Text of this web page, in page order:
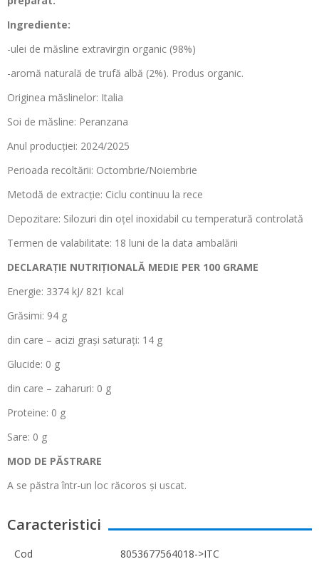
Ingrediente:
-ulei de măsline extravirgin organic (98%)
-aromă naturală de trufă albă (2%). Produs organic.
Originea măslinelor: Italia
Soi de măsline: Peranzana
Anul producției: 2024/2025
Perioada recoltării: Octombrie/Noiembrie
Metodă de extracție: Ciclu continuu la rece
Depozitare: Silozuri din oțel inoxidabil cu temperatură controlată
Termen de valabilitate: 18 luni de la data ambalării
DECLARAȚIE NUTRIȚIONALĂ MEDIE PER 100 GRAME
Energie: 3374 kJ/ 821 kcal
Grăsimi: 94 g
din care – acizi grași saturați: 14 g
Glucide: 0 g
din care – zaharuri: 0 g
Proteine: 0 g
Sare: 0 g
MOD DE PĂSTRARE
A se păstraîntr-un loc răcoros și uscat.
Caracteristici
Cod
8053677564018->ITC